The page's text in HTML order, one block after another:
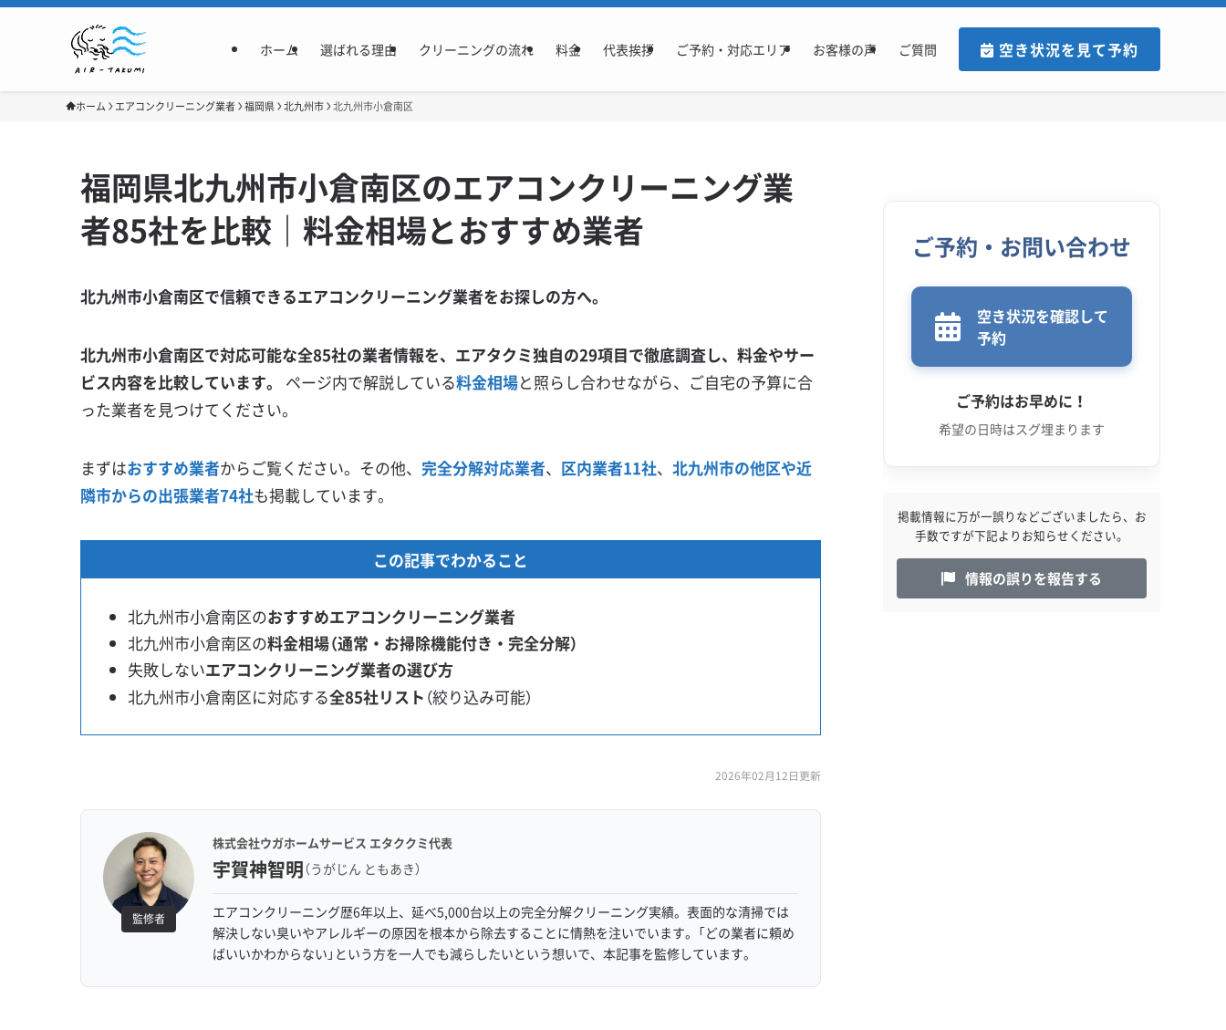
ホーム 選ばれる理由 クリーニングの流れ 料金 代表挨拶 ご予約・対応エリア お客様の声 ご質問 空き状況を見て予約
ホーム エアコンクリーニング業者 福岡県 北九州市 北九州市小倉南区
福岡県北九州市小倉南区のエアコンクリーニング業
者85社を比較｜料金相場とおすすめ業者
北九州市小倉南区で信頼できるエアコンクリーニング業者をお探しの方へ。
北九州市小倉南区で対応可能な全85社の業者情報を、エアタクミ独自の29項目で徹底調査し、料金やサー
ビス内容を比較しています。
ページ内で解説している料金相場と照らし合わせながら、ご自宅の予算に合
った業者を見つけてください。
まずはおすすめ業者からご覧ください。その他、 完全分解対応業者、 区内業者11社、 北九州市の他区や近
隣市からの出張業者74社も掲載しています。
この記事でわかること
北九州市小倉南区のおすすめエアコンクリーニング業者
北九州市小倉南区の料金相場（通常・お掃除機能付き・完全分解）
失敗しないエアコンクリーニング業者の選び方
北九州市小倉南区に対応する全85社リスト （絞り込み可能）
2026年02月12日更新
監修者
株式会社ウガホームサービス エタククミ代表
宇賀神智明（うがじん ともあき）
エアコンクリーニング歴6年以上、延べ5,000台以上の完全分解クリーニング実績。表面的な清掃では
解決しない臭いやアレルギーの原因を根本から除去することに情熱を注いでいます。「どの業者に頼め
ばいいかわからない」という方を一人でも減らしたいという想いで、本記事を監修しています。
ご予約・お問い合わせ
空き状況を確認して
予約
ご予約はお早めに！
希望の日時はスグ埋まります
掲載情報に万が一誤りなどございましたら、お
手数ですが下記よりお知らせください。
情報の誤りを報告する